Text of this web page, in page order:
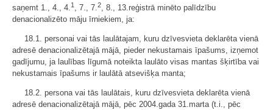
saņemt 1., 4., 4.1 , 7., 7.2, 8., 13.reģistrā minēto palīdzību
denacionalizēto māju īrniekiem, ja:
18.1. personai vai tās laulātajam, kuru dzīvesvieta deklarēta vienā
adresē denacionalizētajā mājā, pieder nekustamais īpašums, izņemot
gadījumu, ja laulības līgumā noteikta laulāto visas mantas šķirtība vai
nekustamais īpašums ir laulātā atsevišķa manta;
18.2. persona vai tās laulātais, kuru dzīvesvieta deklarēta vienā
adresē denacionalizētajā mājā, pēc 2004.gada 31.marta (t.i., pēc